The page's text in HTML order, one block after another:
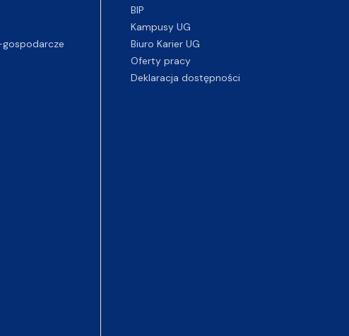
BIP
Kampusy UG
Biuro Karier UG
Oferty pracy
Deklaracja dostępności